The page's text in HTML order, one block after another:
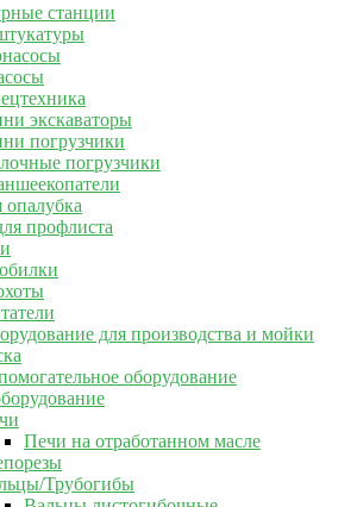
станции
экскаваторы
погрузчики
погрузчики
профлиста
для производства и мойки
оборудование
Печи на отработанном масле
Трубогибы